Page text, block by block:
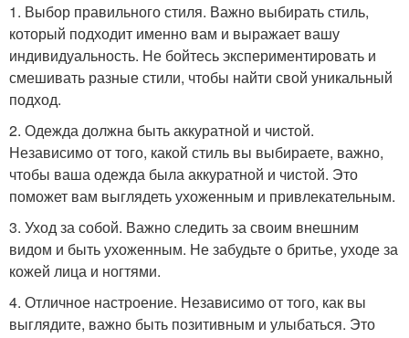
1. Выбор правильного стиля. Важно выбирать стиль,
который подходит именно вам и выражает вашу
индивидуальность. Не бойтесь экспериментировать и
смешивать разные стили, чтобы найти свой уникальный
подход.
2. Одежда должна быть аккуратной и чистой.
Независимо от того, какой стиль вы выбираете, важно,
чтобы ваша одежда была аккуратной и чистой. Это
поможет вам выглядеть ухоженным и привлекательным.
3. Уход за собой. Важно следить за своим внешним
видом и быть ухоженным. Не забудьте о бритье, уходе за
кожей лица и ногтями.
4. Отличное настроение. Независимо от того, как вы
выглядите, важно быть позитивным и улыбаться. Это